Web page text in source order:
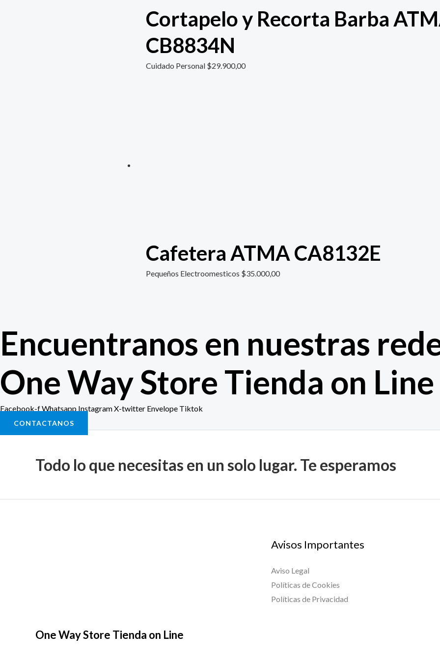
Cortapelo y Recorta Barba
CB8834N
Cuidado Personal $29.900,00
Cafetera ATMA CA8132E
Pequeños Electroomesticos $35.000,00
Encuentranos en nuestras
One Way Store Tienda on Line
Facebook-fWhatsapp InstagramX-twitter Envelope Tiktok
CONTACTANOS
Todo lo que necesitas en un solo lugar. Te esperamos
One Way Store Tienda on Line
Avisos Importantes
Aviso Legal
Políticas de Cookies
Políticas de Privacidad